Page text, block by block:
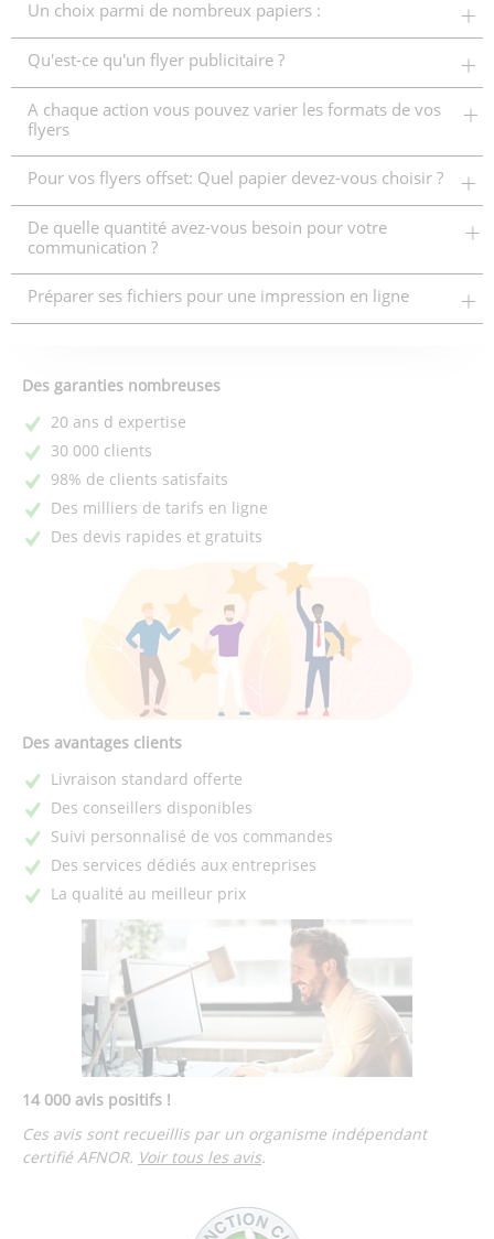
Un choix parmi de nombreux papiers :
Qu'est-ce qu'un flyer publicitaire ?
A chaque action vous pouvez varier les formats de vos
flyers
Pour vos flyers offset: Quel papier devez-vous choisir ?
De quelle quantité avez-vous besoin pour votre
communication ?
Préparer ses fichiers pour une impression en ligne
Des garanties nombreuses
20 ans d expertise
30 000 clients
98% de clients satisfaits
Des milliers de tarifs en ligne
Des devis rapides et gratuits
Des avantages clients
Livraison standard offerte
Des conseillers disponibles
Suivi personnalisé de vos commandes
Des services dédiés aux entreprises
La qualité au meilleur prix
14 000 avis positifs !
Ces avis sont recueillis par un organisme indépendant
certifié AFNOR. Voir tous les avis.